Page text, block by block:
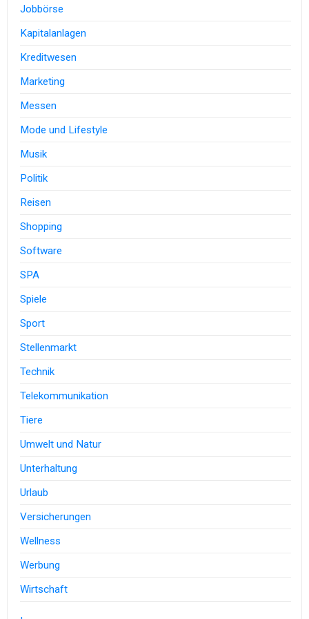
Jobbörse
Kapitalanlagen
Kreditwesen
Marketing
Messen
Mode und Lifestyle
Musik
Politik
Reisen
Shopping
Software
SPA
Spiele
Sport
Stellenmarkt
Technik
Telekommunikation
Tiere
Umwelt und Natur
Unterhaltung
Urlaub
Versicherungen
Wellness
Werbung
Wirtschaft